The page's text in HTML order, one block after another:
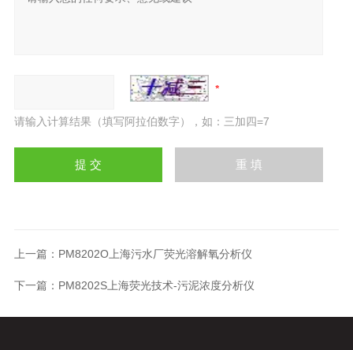
请输入计算结果（填写阿拉伯数字），如：三加四=7
上一篇： PM8202O上海污水厂荧光溶解氧分析仪
下一篇： PM8202S上海荧光技术-污泥浓度分析仪